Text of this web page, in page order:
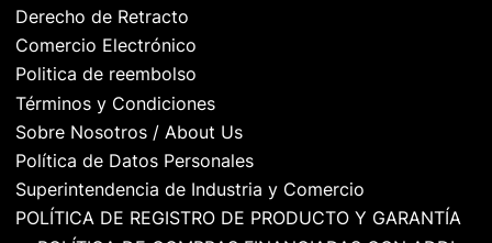
Derecho de Retracto
Comercio Electrónico
Politica de reembolso
Términos y Condiciones
Sobre Nosotros / About Us
Política de Datos Personales
Superintendencia de Industria y Comercio
POLÍTICA DE REGISTRO DE PRODUCTO Y GARANTÍA